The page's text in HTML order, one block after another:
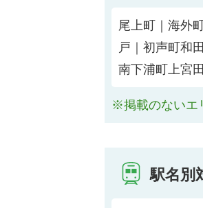
尾上町｜海外
戸｜初声町和
南下浦町上宮
※掲載のないエ
駅名別